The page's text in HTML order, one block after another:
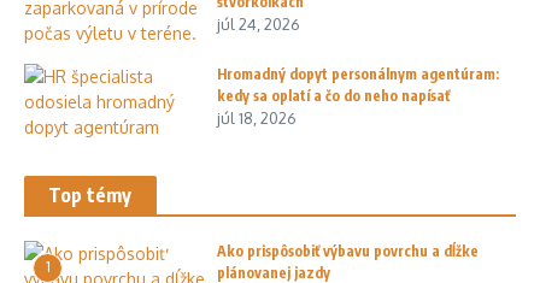
júl 24, 2026
Hromadný dopyt personálnym agentúram:
kedy sa oplatí a čo do neho napísať
júl 18, 2026
Top témy
1
Ako prispôsobiť výbavu povrchu a dĺžke
plánovanej jazdy